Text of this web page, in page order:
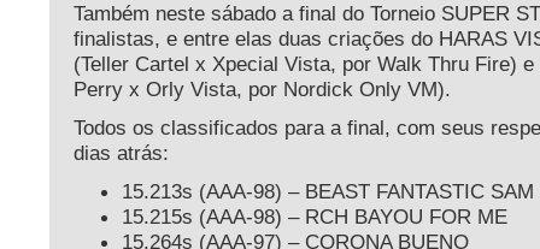
Também neste sábado a final do Torneio SUPER
finalistas, e entre elas duas criações do HARAS
(Teller Cartel x Xpecial Vista, por Walk Thru Fire) e
Perry x Orly Vista, por Nordick Only VM).
Todos os classificados para a final, com seus
dias atrás:
15.213s (AAA-98) – BEAST FANTASTIC SAM
15.215s (AAA-98) – RCH BAYOU FOR ME
15.264s (AAA-97) – CORONA BUENO